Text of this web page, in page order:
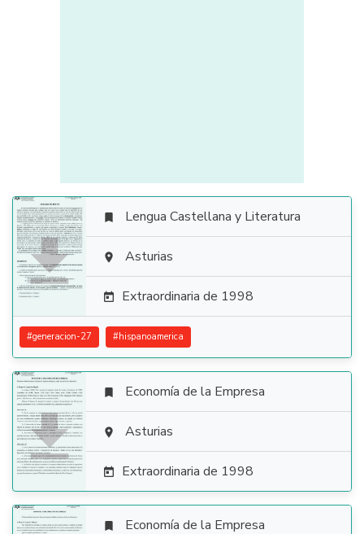

 Lengua Castellana y Literatura
 Asturias
 Extraordinaria de 1998
#generacion-27 #hispanoamerica

 Economía de la Empresa
 Asturias
 Extraordinaria de 1998
 Economía de la Empresa